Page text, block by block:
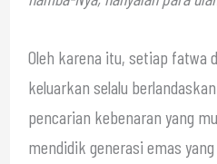
Oleh karena itu, setiap fatwa
keluarkan selalu
pencarian kebenaran yang
mendidik generasi emas